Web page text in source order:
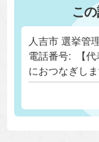
こ
人吉市 選挙管
電話番号:
【
におつなぎし